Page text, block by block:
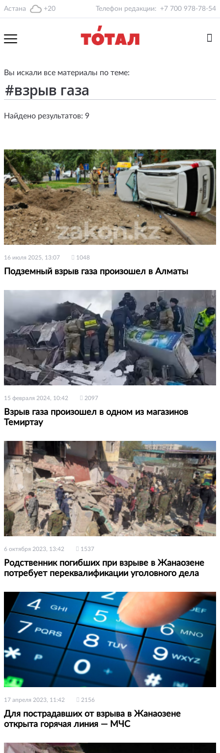
Астана +20 Телефон редакции: +7 700 978-78-54
Вы искали все материалы по теме:
Найдено результатов: 9
16 июля 2025, 13:07 1048
Подземный взрыв газа произошел в Алматы
15 февраля 2024, 10:42 2097
Взрыв газа произошел в одном из магазинов
Темиртау
6 октября 2023, 13:42 1537
Родственник погибших при взрыве в Жанаозене
потребует переквалификации уголовного дела
17 апреля 2023, 11:42 2156
Для пострадавших от взрыва в Жанаозене
открыта горячая линия — МЧС